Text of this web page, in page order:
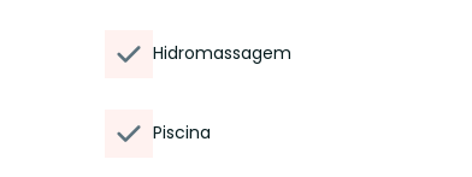
Hidromassagem
Piscina